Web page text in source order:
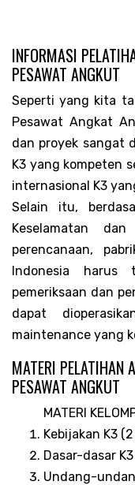
INFORMASI
PESAWAT ANGKUT
Seperti yang kita
Pesawat Angkat
dan proyek sangat
K3 yang kompeten
internasional K3
Selain itu,
Keselamatan
perencanaan,
Indonesia harus
pemeriksaan dan
dapat
maintenance yang
MATERI PELATIHAN
PESAWAT ANGKUT
MATERI
Kebijakan K3
Dasar-dasar
Undang-